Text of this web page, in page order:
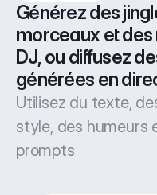
Générez des
morceaux et
DJ, ou diffusez
générées en
Utilisez du texte,
style, des humeurs
prompts